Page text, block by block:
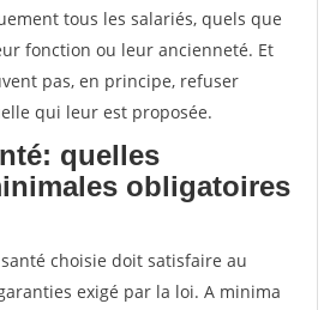
tous les salariés, quels que
fonction ou leur ancienneté. Et
pas, en principe, refuser
qui leur est proposée.
quelles
obligatoires
choisie doit satisfaire au
exigé par la loi. A minima